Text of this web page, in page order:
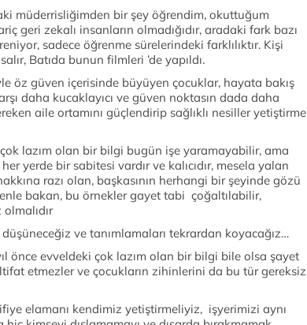
müderrisliğimden bir şey öğrendim, okuttuğum
geri zekalı insanların olmadığıdır, aradaki fark bazı
sadece öğrenme sürelerindeki farklılıktır. Kişi
Batıda bunun filmleri ’de yapıldı.
öz güven içerisinde büyüyen çocuklar, hayata bakış
daha kucaklayıcı ve güven noktasın dada daha
aile ortamını güçlendirip sağlıklı nesiller yetiştirme
lazım olan bir bilgi bugün işe yaramayabilir, ama
yerde bir sabitesi vardır ve kalıcıdır, mesela yalan
razı olan, başkasının herhangi bir şeyinde gözü
bakan, bu örnekler gayet tabi çoğaltılabilir,
düşüneceğiz ve tanımlamaları tekrardan koyacağız…
önce evveldeki çok lazım olan bir bilgi bile olsa şayet
etmezler ve çocukların zihinlerini da bu tür gereksiz
elamanı kendimiz yetiştirmeliyiz, işyerimizi aynı